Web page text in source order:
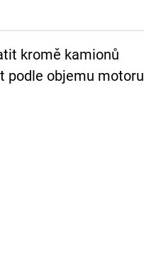
kromě kamionů
podle objemu motoru